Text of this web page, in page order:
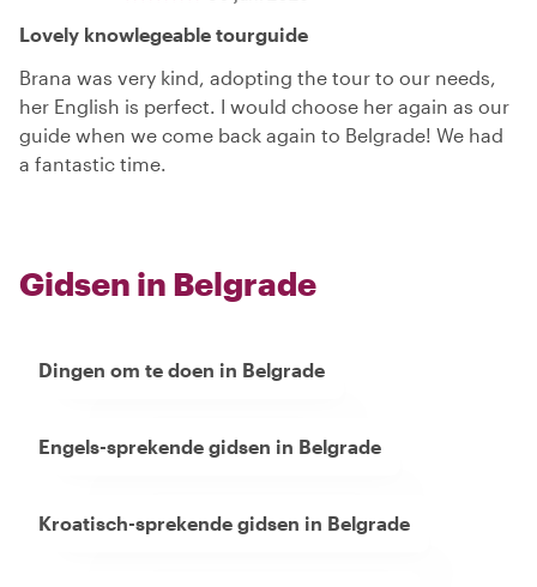
Lovely knowlegeable tourguide
Brana was very kind, adopting the tour to our needs,
her English is perfect. I would choose her again as our
guide when we come back again to Belgrade! We had
a fantastic time.
Gidsen in Belgrade
Dingen om te doen in Belgrade
Engels-sprekende gidsen in Belgrade
Kroatisch-sprekende gidsen in Belgrade